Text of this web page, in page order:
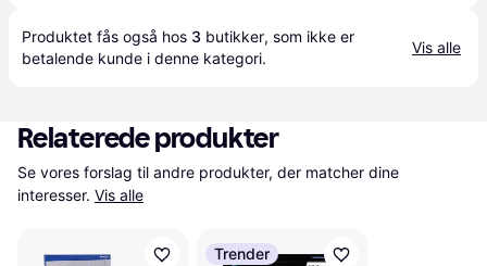
Produktet fås også hos 3 butikker, som ikke er
betalende kunde i denne kategori.
Vis alle
Relaterede produkter
Se vores forslag til andre produkter, der matcher dine
interesser. Vis alle
Trender